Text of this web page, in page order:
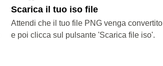
Scarica il tuo iso file
Attendi che il tuo file PNG venga convertito
e poi clicca sul pulsante 'Scarica file iso'.